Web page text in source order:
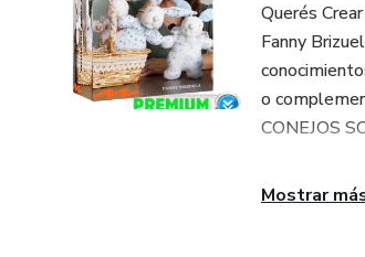
Querés
Fanny
o
CONEJOS
Mostrar